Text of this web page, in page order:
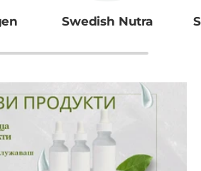
Swedish Nutra